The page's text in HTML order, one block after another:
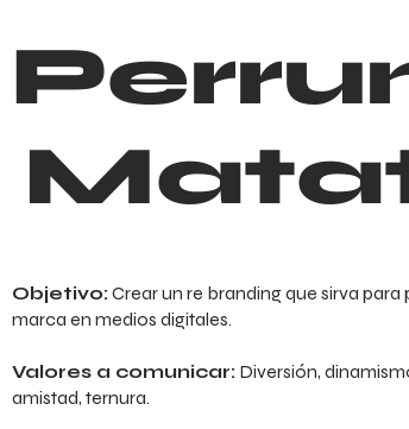
Objetivo:Crear un re branding que sirva para
marca en medios digitales.
Valores a comunicar: Diversión,
amistad, ternura.